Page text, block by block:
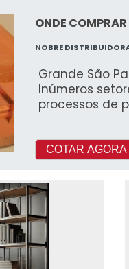
ONDE
NOBRE
Grande São
Inúmeros
processos de
COTAR AGORA